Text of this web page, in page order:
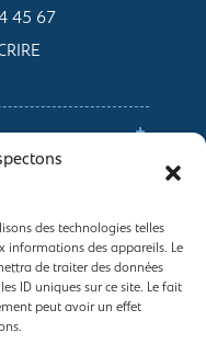
des technologies telles
informations des appareils. Le
de traiter des données
ID uniques sur ce site. Le fait
peut avoir un effet
45 67